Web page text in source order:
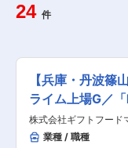
24 件
【兵庫・丹波篠
ライム上場G／
開
株式会社ギフトフード
業種 / 職種